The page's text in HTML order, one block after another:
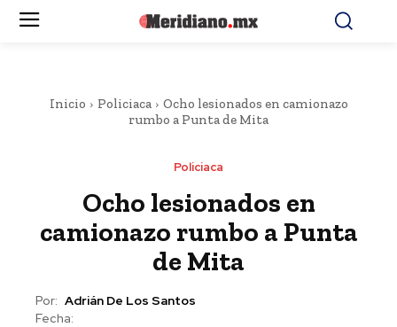
Inicio Policiaca
Ocho lesionados en camionazo
rumbo a Punta de Mita
Policiaca
Ocho lesionados en
camionazo rumbo a Punta
de Mita
Por: Adrián De Los Santos
Fecha: